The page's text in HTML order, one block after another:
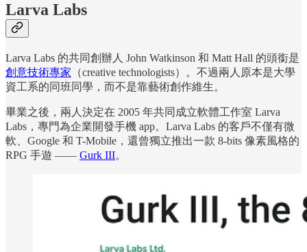
Larva Labs
Larva Labs 的共同創辦人 John Watkinson 和 Matt Hall 的頭銜是
創意技術專家 （creative technologists）。不過兩人原本是大學
資工系的同班同學，而不是靠藝術創作維生。
畢業之後，兩人決定在 2005 年共同成立軟體工作室 Larva
Labs，專門為企業開發手機 app。Larva Labs 的客戶不僅有微
軟、Google 和 T-Mobile，還曾獨立推出一款 8-bits 像素風格的
RPG 手遊 —— Gurk III。